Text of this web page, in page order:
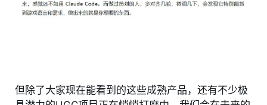
但除了大家现在能看到的这些成熟产品，还有不少极